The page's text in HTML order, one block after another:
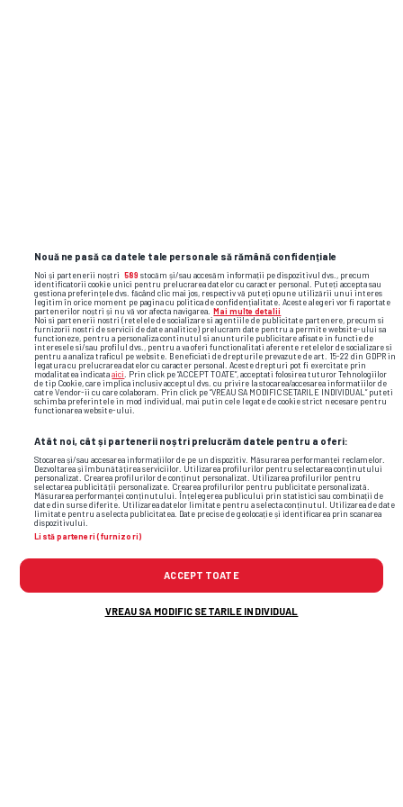
Foto36/36
Nouă ne pasă ca datele tale personale să rămână confidențiale
Noi și partenerii noștri 589 stocăm și/sau accesăm informații pe dispozitivul dvs., precum
identificatorii cookie unici pentru prelucrarea datelor cu caracter personal. Puteți accepta sau
gestiona preferințele dvs. făcând clic mai jos, respectiv vă puteți opune utilizării unui interes
legitim în orice moment pe pagina cu politica de confidențialitate. Aceste alegeri vor fi raportate
partenerilor noștri și nu vă vor afecta navigarea. Mai multe detalii
Noi si partenerii nostri (retelele de socializare si agentiile de publicitate partenere, precum si
furnizorii nostri de servicii de date analitice) prelucram date pentru a permite website-ului sa
functioneze, pentru a personaliza continutul si anunturile publicitare afisate in functie de
interesele si/sau profilul dvs., pentru a va oferi functionalitati aferente retelelor de socializare si
pentru a analiza traficul pe website. Beneficiati de drepturile prevazute de art. 15-22 din GDPR in
legatura cu prelucrarea datelor cu caracter personal. Aceste drepturi pot fi exercitate prin
modalitatea indicataaici
. Prin click pe “ACCEPT TOATE”, acceptati folosirea tuturor Tehnologiilor
de tip Cookie, care implica inclusiv acceptul dvs. cu privire la stocarea/accesarea informatiilor de
catre Vendor-ii cu care colaboram. Prin click pe “VREAU SA MODIFIC SETARILE INDIVIDUAL” puteti
schimba preferintele in mod individual, mai putin cele legate de cookie strict necesare pentru
functionarea website-ului.
Atât noi, cât și partenerii noștri prelucrăm datele pentru a oferi:
Stocarea și/sau accesarea informațiilor de pe un dispozitiv. Măsurarea performanței reclamelor.
Dezvoltarea și îmbunătățirea serviciilor. Utilizarea profilurilor pentru selectarea conținutului
personalizat. Crearea profilurilor de conținut personalizat. Utilizarea profilurilor pentru
selectarea publicității personalizate. Crearea profilurilor pentru publicitate personalizată.
Măsurarea performanței conținutului. Înțelegerea publicului prin statistici sau combinații de
date din surse diferite. Utilizarea datelor limitate pentru a selecta conținutul. Utilizarea de date
limitate pentru a selecta publicitatea. Date precise de geolocație și identificarea prin scanarea
dispozitivului.
Listă parteneri (furnizori)
ACCEPT TOATE
VREAU SA MODIFIC SETARILE INDIVIDUAL